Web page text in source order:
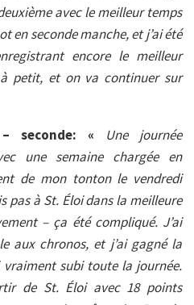
avec le meilleur temps
en seconde manche, et j’ai été
encore le meilleur
petit, et on va continuer sur
– seconde: « Une journée
une semaine chargée en
de mon tonton le vendredi
pas à St. Éloi dans la meilleure
– ça été compliqué. J’ai
aux chronos, et j’ai gagné la
vraiment subi toute la journée.
de St. Éloi avec 18 points